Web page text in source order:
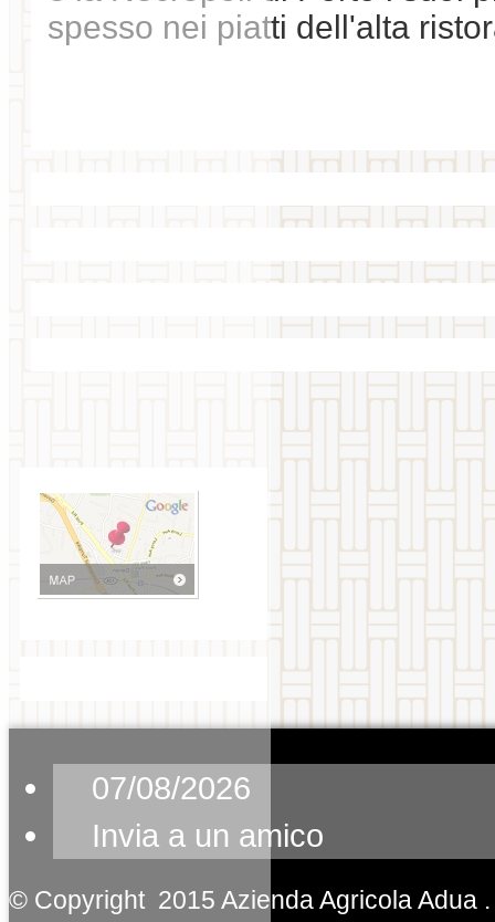
spesso nei piatti dell'alta
07/08/2026
Invia a un amico
© Copyright 2015 Azienda Agricola Adua